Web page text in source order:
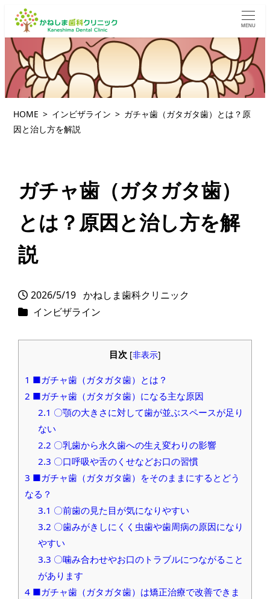
MENU
HOME インビザライン
ガチャ歯（ガタガタ歯）とは？原
因と治し方を解説
ガチャ歯（ガタガタ歯）
とは？原因と治し方を解
説
投稿日
2026/5/19
著
者
かねしま歯科クリニック
カテゴリー
インビザライン
目次 [非表示]
1 ■ガチャ歯（ガタガタ歯）とは？
2 ■ガチャ歯（ガタガタ歯）になる主な原因
2.1 〇顎の大きさに対して歯が並ぶスペースが足り
ない
2.2 〇乳歯から永久歯への生え変わりの影響
2.3 〇口呼吸や舌のくせなどお口の習慣
3 ■ガチャ歯（ガタガタ歯）をそのままにするとどう
なる？
3.1 〇前歯の見た目が気になりやすい
3.2 〇歯みがきしにくく虫歯や歯周病の原因になり
やすい
3.3 〇噛み合わせやお口のトラブルにつながること
があります
4■ガチャ歯（ガタガタ歯）は矯正治療で改善できま